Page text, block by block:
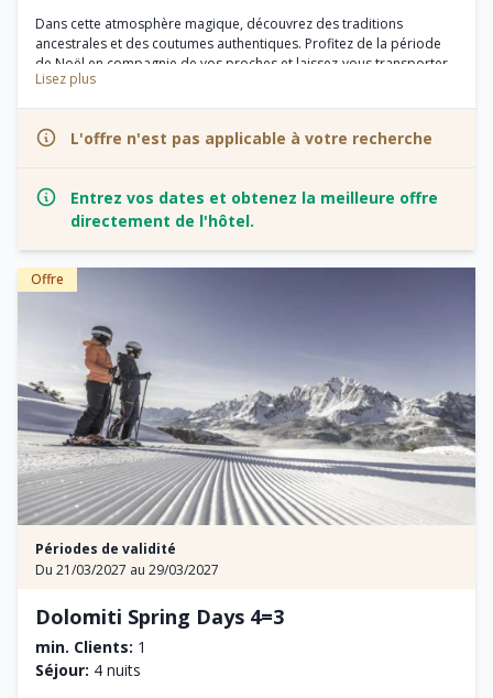
Dans cette atmosphère magique, découvrez des traditions
ancestrales et des coutumes authentiques. Profitez de la période
de Noël en compagnie de vos proches et laissez-vous transporter
dans les souvenirs de votre enfance. Ne manquez pas de visiter
notre marché de Noël traditionnel à San Candido.
Lisez plus
L'offre n'est pas applicable à votre recherche
Entrez vos dates et obtenez la meilleure offre
directement de l'hôtel.
Offre
Périodes de validité
Du 21/03/2027 au 29/03/2027
Dolomiti Spring Days 4=3
min. Clients: 1
Séjour: 4 nuits